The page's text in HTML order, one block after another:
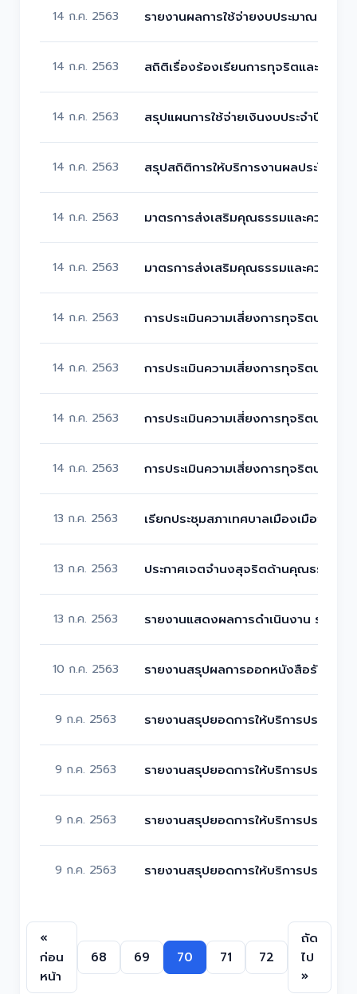
14 ก.ค. 2563 รายงานผลการใช้จ่ายงบประมาณประจำปี
14 ก.ค. 2563 สถิติเรื่องร้องเรียนการทุจริตและการ
14 ก.ค. 2563 สรุปแผนการใช้จ่ายเงินงบประจำปีงบป
14 ก.ค. 2563 สรุปสถิติการให้บริการงานผลประโยช
14 ก.ค. 2563 มาตรการส่งเสริมคุณธรรมและความโป
14 ก.ค. 2563 มาตรการส่งเสริมคุณธรรมและความโป
14 ก.ค. 2563 การประเมินความเสี่ยงการทุจริตประจ
14 ก.ค. 2563 การประเมินความเสี่ยงการทุจริตประจ
14 ก.ค. 2563 การประเมินความเสี่ยงการทุจริตประจ
14 ก.ค. 2563 การประเมินความเสี่ยงการทุจริตประจ
13 ก.ค. 2563 เรียกประชุมสภาเทศบาลเมืองเมืองพ
13 ก.ค. 2563 ประกาศเจตจำนงสุจริตด้านคุณธรรมแล
13 ก.ค. 2563 รายงานแสดงผลการดำเนินงาน รายไ
10 ก.ค. 2563 รายงานสรุปผลการออกหนังสือรับรอง
9 ก.ค. 2563 รายงานสรุปยอดการให้บริการประชาช
9 ก.ค. 2563 รายงานสรุปยอดการให้บริการประชาช
9 ก.ค. 2563 รายงานสรุปยอดการให้บริการประชาช
9 ก.ค. 2563 รายงานสรุปยอดการให้บริการประชาช
«
ก่อน
หน้า
68 69 70 71 72
ถัด
ไป
»